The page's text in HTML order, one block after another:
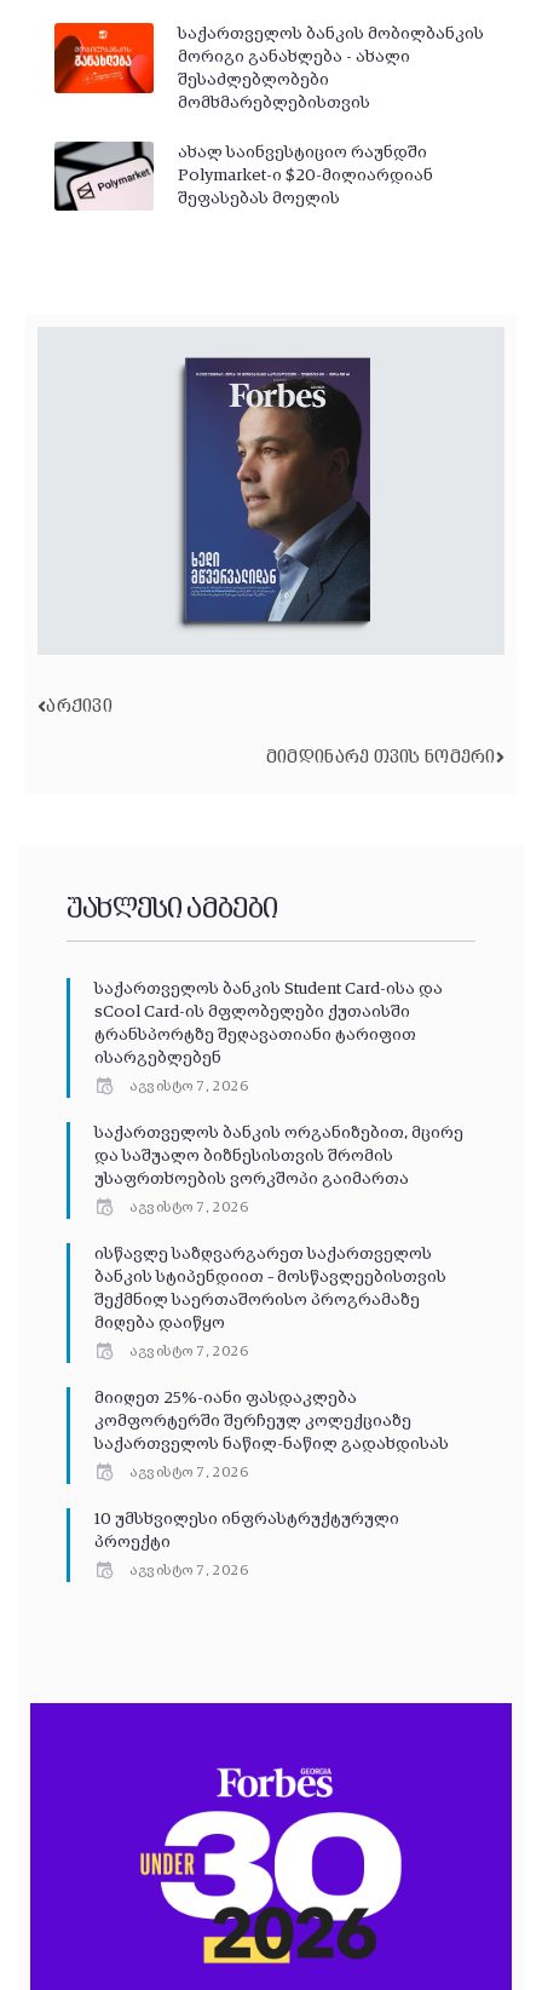
საქართველოს ბანკის მობილბანკის
მორიგი განახლება - ახალი
შესაძლებლობები
მომხმარებლებისთვის
ახალ საინვესტიციო რაუნდში
Polymarket-ი $20-მილიარდიან
შეფასებას მოელის
ᲐᲠᲥᲘᲕᲘ
ᲛᲘᲛᲓᲘᲜᲐᲠᲔ ᲗᲕᲘᲡ ᲜᲝᲛᲔᲠᲘ
უახლესი ამბები
საქართველოს ბანკის Student Card-ისა და
sCool Card-ის მფლობელები ქუთაისში
ტრანსპორტზე შეღავათიანი ტარიფით
ისარგებლებენ
აგვისტო 7, 2026
საქართველოს ბანკის ორგანიზებით, მცირე
და საშუალო ბიზნესისთვის შრომის
უსაფრთხოების ვორკშოპი გაიმართა
აგვისტო 7, 2026
ისწავლე საზღვარგარეთ საქართველოს
ბანკის სტიპენდიით – მოსწავლეებისთვის
შექმნილ საერთაშორისო პროგრამაზე
მიღება დაიწყო
აგვისტო 7, 2026
მიიღეთ 25%-იანი ფასდაკლება
კომფორტერში შერჩეულ კოლექციაზე
საქართველოს ნაწილ-ნაწილ გადახდისას
აგვისტო 7, 2026
10 უმსხვილესი ინფრასტრუქტურული
პროექტი
აგვისტო 7, 2026